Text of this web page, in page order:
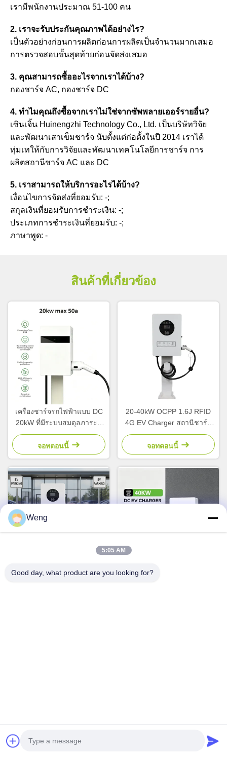
เรามีพนักงานประมาณ 51-100 คน
2. เราจะรับประกันคุณภาพได้อย่างไร?
เป็นตัวอย่างก่อนการผลิตก่อนการผลิตเป็นจำนวนมากเสมอ
การตรวจสอบขั้นสุดท้ายก่อนจัดส่งเสมอ
3. คุณสามารถซื้ออะไรจากเราได้บ้าง?
กองชาร์จ AC, กองชาร์จ DC
4. ทำไมคุณถึงซื้อจากเราไม่ใช่จากซัพพลายเออร์รายอื่น?
เซินเจิ้น Huinengzhi Technology Co., Ltd. เป็นบริษัทวิจัย
และพัฒนาเสาเข็มชาร์จ นับตั้งแต่ก่อตั้งในปี 2014 เราได้
ทุ่มเทให้กับการวิจัยและพัฒนาเทคโนโลยีการชาร์จ การ
ผลิตสถานีชาร์จ AC และ DC
5. เราสามารถให้บริการอะไรได้บ้าง?
เงื่อนไขการจัดส่งที่ยอมรับ: -;
สกุลเงินที่ยอมรับการชำระเงิน: -;
ประเภทการชำระเงินที่ยอมรับ: -;
ภาษาพูด: -
สินค้าที่เกี่ยวข้อง
เครื่องชาร์จรถไฟฟ้าแบบ DC
20kW ที่มีระบบสมดุลภาระที่
ฉลาด และได้รับการรับรอง
จาก TUV สําหรับการชาร์จที่
ทํางาน
จอทตอนนี้
20-40kW OCPP 1.6J RFID
4G EV Charger สถานีชาร์จ
DC สําหรับรถไฟฟ้า
จอทตอนนี้
เครื่องชาร์จรถไฟฟ้าติดผนัง
สถานีชาร์จ EV ติดผนังที่มี
Weng
5:05 AM
Good day, what product are you looking for?